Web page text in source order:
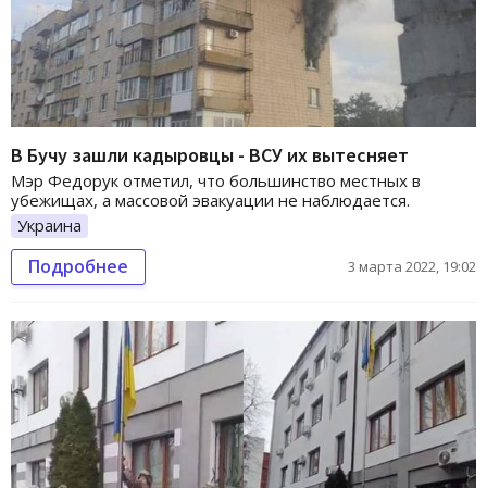
В Бучу зашли кадыровцы - ВСУ их вытесняет
Мэр Федорук отметил, что большинство местных в
убежищах, а массовой эвакуации не наблюдается.
Украина
Подробнее 3 марта 2022, 19:02